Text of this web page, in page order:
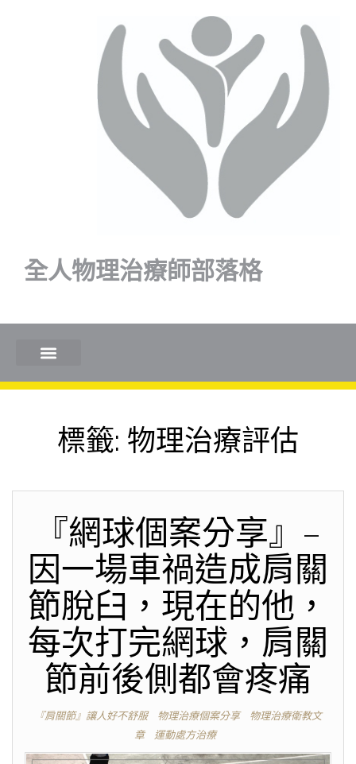
全人物理治療師部落格
標籤: 物理治療評估
『網球個案分享』–
因一場車禍造成肩關
節脫臼，現在的他，
每次打完網球，肩關
節前後側都會疼痛
『肩關節』讓人好不舒服 物理治療個案分享
物理治療衛教文
章
運動處方治療